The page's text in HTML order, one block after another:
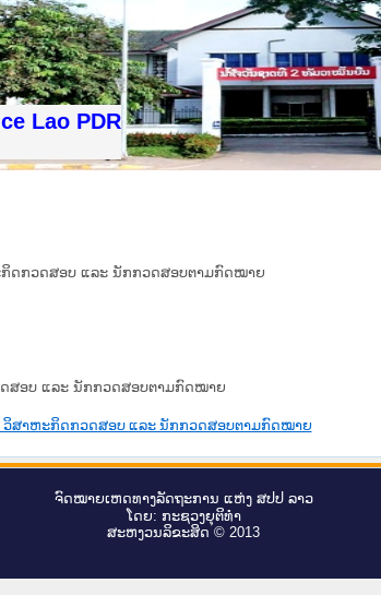
Lao PDR
ດກວດສອບ ແລະ ນັກກວດສອບຕາມກົດໝາຍ
ສອບ ແລະ ນັກກວດສອບຕາມກົດໝາຍ
ວິສາຫະກິດກວດສອບ ແລະ ນັກກວດສອບຕາມກົດໝາຍ
ຈົດ​ໝາຍ​ເຫດ​ທາງ​ລັດ​ຖະ​ການ ແຫ່ງ ສ​ປ​ປ ລາວ
ໂດຍ: ກະ​ຊວງຍຸ​ຕິ​ທຳ
ສະ​ຫງວນ​ລິ​ຂະ​ສິດ © 2013